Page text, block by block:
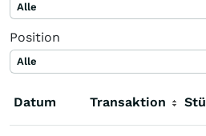
Alle
Position
Alle
Datum Transaktion